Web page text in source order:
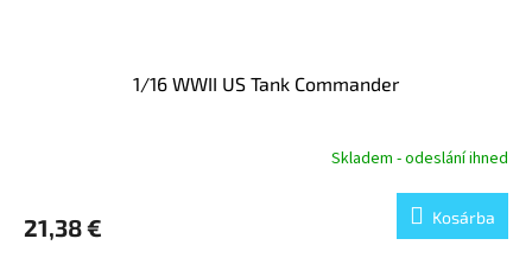
1/16 WWII US Tank Commander
Skladem - odeslání ihned
21,38 € Kosárba